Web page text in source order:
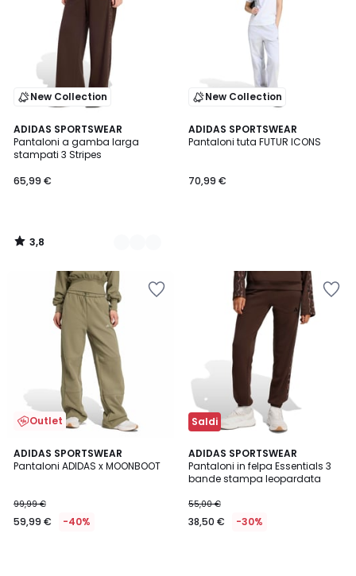
New Collection
ADIDAS SPORTSWEAR
Pantaloni a gamba larga
stampati 3 Stripes
65,99 €
3,8
/ 5
3
Colori
3,8
/
New Collection
ADIDAS SPORTSWEAR
Pantaloni tuta FUTUR ICONS
70,99 €
Outlet
ADIDAS SPORTSWEAR
Pantaloni ADIDAS x MOONBOOT
99,99 €
59,99 € -40%
Saldi
ADIDAS SPORTSWEAR
Pantaloni in felpa Essentials 3
bande stampa leopardata
55,00 €
38,50 € -30%